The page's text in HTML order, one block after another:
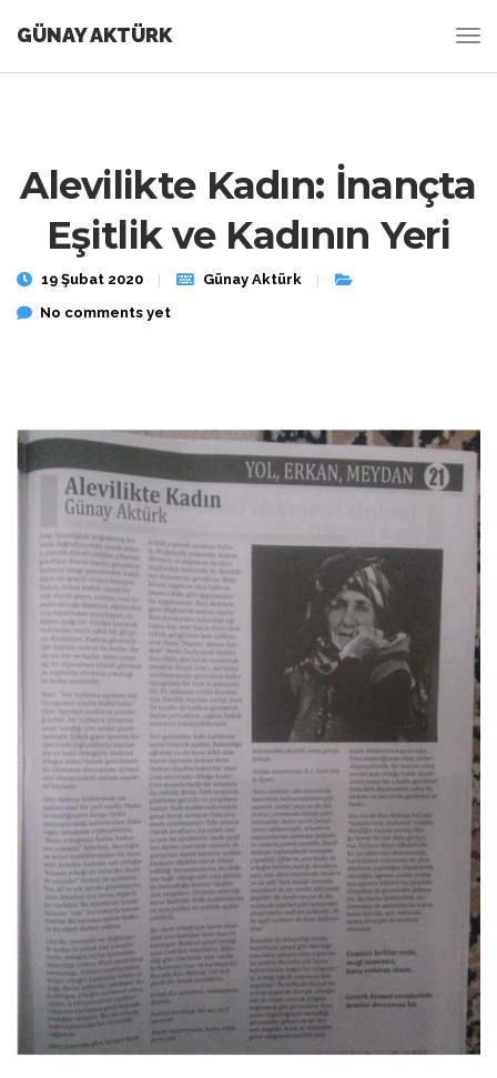
GÜNAY AKTÜRK
Alevilikte Kadın: İnançta
Eşitlik ve Kadının Yeri
19 Şubat 2020
Günay Aktürk
No comments yet